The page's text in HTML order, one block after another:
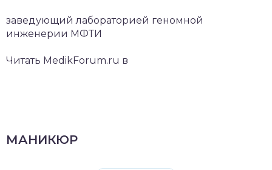
заведующий лабораторией геномной
инженерии МФТИ
Читать MedikForum.ru в
МАНИКЮР